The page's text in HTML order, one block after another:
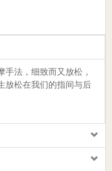
法，细致而又放松，
放松在我们的指间与后